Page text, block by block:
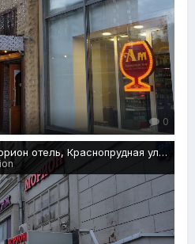
0
Жилые здания, Морион отель, Краснопрудная ул., 22-24, Москва, 27.05.2018 .JPG